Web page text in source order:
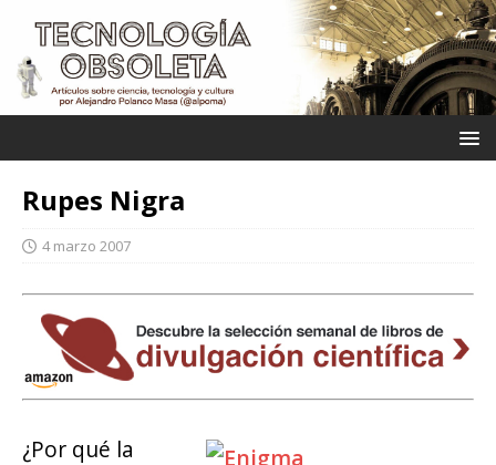
Rupes Nigra
4 marzo 2007
¿Por qué la